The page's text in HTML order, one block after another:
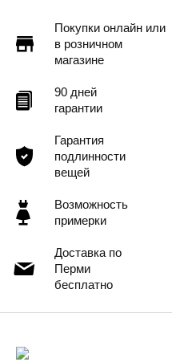
Покупки онлайн или
в розничном
магазине
90 дней
гарантии
Гарантия
подлинности
вещей
Возможность
примерки
Доставка по
Перми
бесплатно